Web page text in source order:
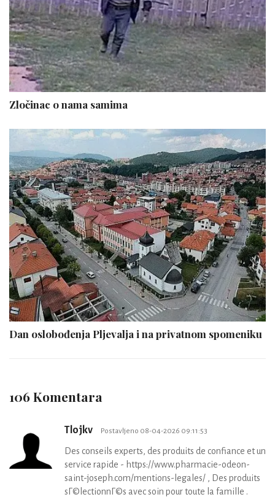
Zločinac o nama samima
Dan oslobođenja Pljevalja i na privatnom spomeniku
106 Komentara
Tlojkv Postavljeno 08-04-2026 09:11:53
Des conseils experts, des produits de confiance et un
service rapide - https://www.pharmacie-odeon-
saint-joseph.com/mentions-legales/ , Des produits
sГ©lectionnГ©s avec soin pour toute la famille .